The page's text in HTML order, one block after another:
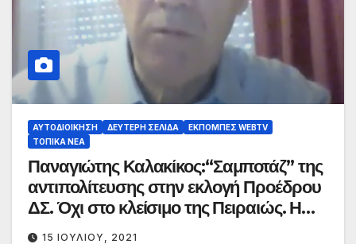
ΑΥΤΟΔΙΟΊΚΗΣΗ ΔΕΎΤΕΡΗ ΣΕΛΊΔΑ
ΕΚΠΟΜΠΈΣ WEBTV
ΤΟΠΙΚΆ ΝΈΑ
Παναγιώτης Καλακίκος:“Σαμποτάζ” της
αντιπολίτευσης στην εκλογή Προέδρου
ΔΣ. Όχι στο κλείσιμο της Πειραιώς. Η
επίσκεψη του Γ.Γ. Επαγγ. Κατάρτησης
15 ΙΟΥΛΊΟΥ, 2021